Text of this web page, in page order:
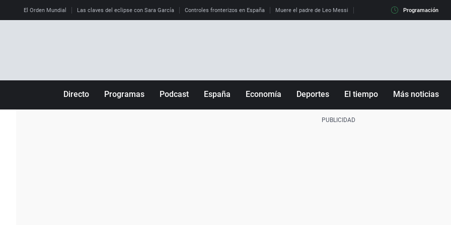
El Orden Mundial Las claves del eclipse con Sara García Controles fronterizos en España Muere el padre de Leo Messi La diferencia entre observar el
Programación
Directo Programas Podcast España Economía Deportes El tiempo Más noticias